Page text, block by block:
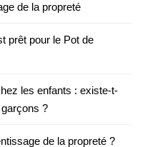
de la propreté
prêt pour le Pot de
les enfants : existe-t-
?
de la propreté ?